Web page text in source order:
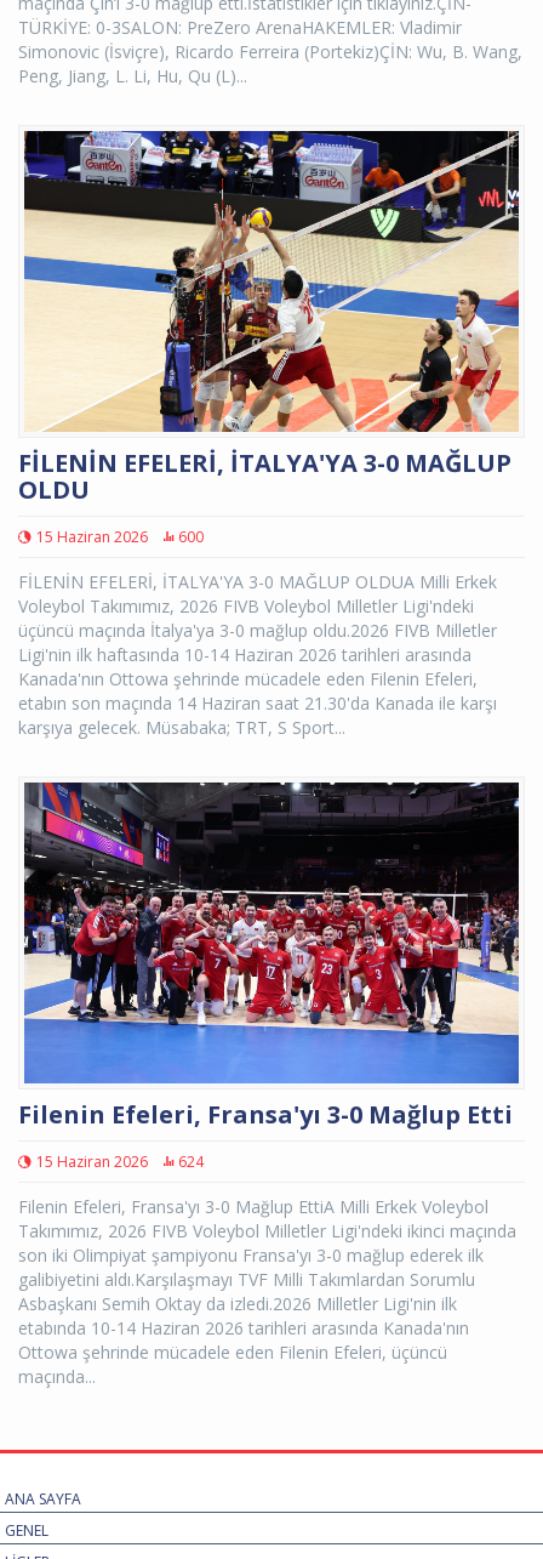
TÜRKİYE: 0-3SALON: PreZero ArenaHAKEMLER: Vladimir
Simonovic (İsviçre), Ricardo Ferreira (Portekiz)ÇİN: Wu, B. Wang,
Peng, Jiang, L. Li, Hu, Qu (L)...
FİLENİN EFELERİ, İTALYA'YA 3-0 MAĞLUP
OLDU
15 Haziran 2026 600
FİLENİN EFELERİ, İTALYA'YA 3-0 MAĞLUP OLDUA Milli Erkek
Voleybol Takımımız, 2026 FIVB Voleybol Milletler Ligi'ndeki
üçüncü maçında İtalya'ya 3-0 mağlup oldu.2026 FIVB Milletler
Ligi'nin ilk haftasında 10-14 Haziran 2026 tarihleri arasında
Kanada'nın Ottowa şehrinde mücadele eden Filenin Efeleri,
etabın son maçında 14 Haziran saat 21.30'da Kanada ile karşı
karşıya gelecek. Müsabaka; TRT, S Sport...
Filenin Efeleri, Fransa'yı 3-0 Mağlup Etti
15 Haziran 2026 624
Filenin Efeleri, Fransa'yı 3-0 Mağlup EttiA Milli Erkek Voleybol
Takımımız, 2026 FIVB Voleybol Milletler Ligi'ndeki ikinci maçında
son iki Olimpiyat şampiyonu Fransa'yı 3-0 mağlup ederek ilk
galibiyetini aldı.Karşılaşmayı TVF Milli Takımlardan Sorumlu
Asbaşkanı Semih Oktay da izledi.2026 Milletler Ligi'nin ilk
etabında 10-14 Haziran 2026 tarihleri arasında Kanada'nın
Ottowa şehrinde mücadele eden Filenin Efeleri, üçüncü
maçında...
ANA SAYFA
GENEL